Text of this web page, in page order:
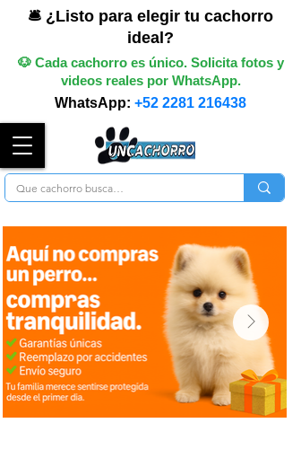
🛎️ ¿Listo para elegir tu cachorro
ideal?
🐶 Cada cachorro es único. Solicita fotos y
videos reales por WhatsApp.
WhatsApp: +52 2281 216438